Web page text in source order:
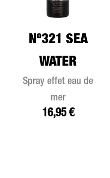
Nº321 SEA
WATER
Spray effet eau de
mer
16,95€